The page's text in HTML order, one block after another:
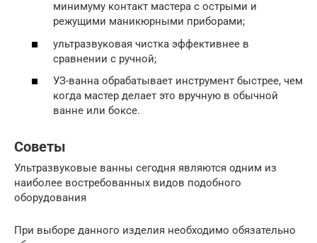
минимуму контакт мастера с острыми и
режущими маникюрными приборами;
ультразвуковая чистка эффективнее в
сравнении с ручной;
УЗ-ванна обрабатывает инструмент быстрее, чем
когда мастер делает это вручную в обычной
ванне или боксе.
Советы
Ультразвуковые ванны сегодня являются одним из
наиболее востребованных видов подобного
оборудования
При выборе данного изделия необходимо обязательно